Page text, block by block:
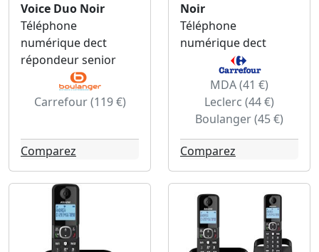
Voice Duo Noir
Téléphone
numérique dect
répondeur senior
Carrefour (119 €)
Comparez
Noir
Téléphone
numérique dect
MDA (41 €)
Leclerc (44 €)
Boulanger (45 €)
Comparez